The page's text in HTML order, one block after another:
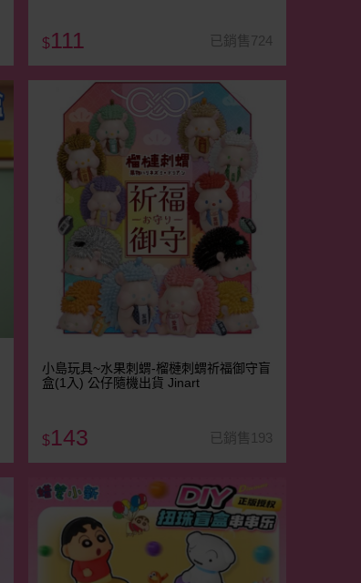
$111 已銷售724
小島玩具~水果刺蝟-榴槤刺蝟祈福御守盲
盒(1入) 公仔隨機出貨 Jinart
$143 已銷售193